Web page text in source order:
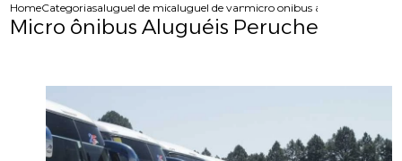
HomeCategoriasaluguel de micro onibusaluguel de vans e microonibus
micro onibus alugueis
Micro ônibus Aluguéis Peruche